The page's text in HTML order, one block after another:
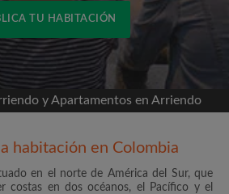
TU HABITACIÓN
a través de Facebook
en su línea de tiempo sin su
O
y Apartamentos en Arriendo
habitación en Colombia
en el norte de América del Sur, que
costas en dos océanos, el Pacífico y el